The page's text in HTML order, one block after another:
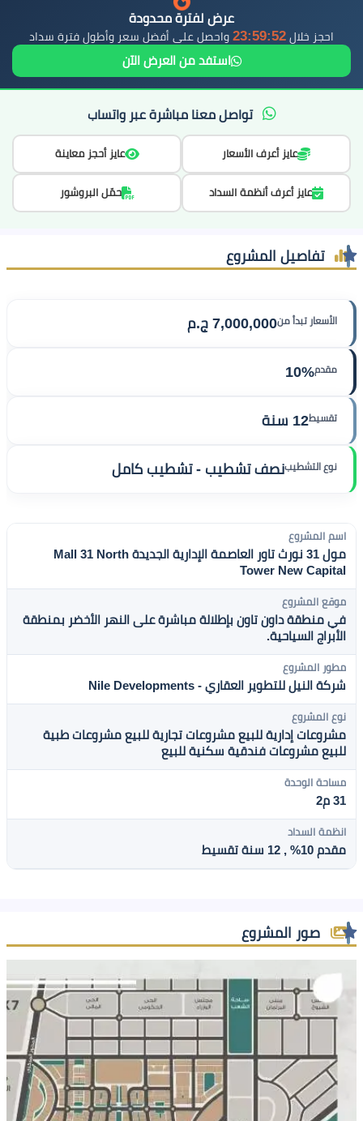
عرض لفترة محدودة
احجز خلال 23:59:51 واحصل على أفضل سعر وأطول فترة سداد
استفد من العرض الآن
تواصل معنا مباشرة عبر واتساب
عايز أعرف الأسعار عايز أحجز معاينة
عايز أعرف أنظمة السداد حمّل البروشور
تفاصيل المشروع
الأسعار تبدأ من7,000,000 ج.م
مقدم10%
تقسيط12 سنة
نوع التشطيبنصف تشطيب - تشطيب كامل
اسم المشروع
مول 31 نورث تاور العاصمة الإدارية الجديدة Mall 31 North
Tower New Capital
موقع المشروع
في منطقة داون تاون بإطلالة مباشرة على النهر الأخضر بمنطقة
الأبراج السياحية.
مطور المشروع
شركة النيل للتطوير العقاري - Nile Developments
نوع المشروع
مشروعات إدارية للبيع مشروعات تجارية للبيع مشروعات طبية
للبيع مشروعات فندقية سكنية للبيع
مساحة الوحدة
31 م2
انظمة السداد
مقدم 10% , 12 سنة تقسيط
صور المشروع